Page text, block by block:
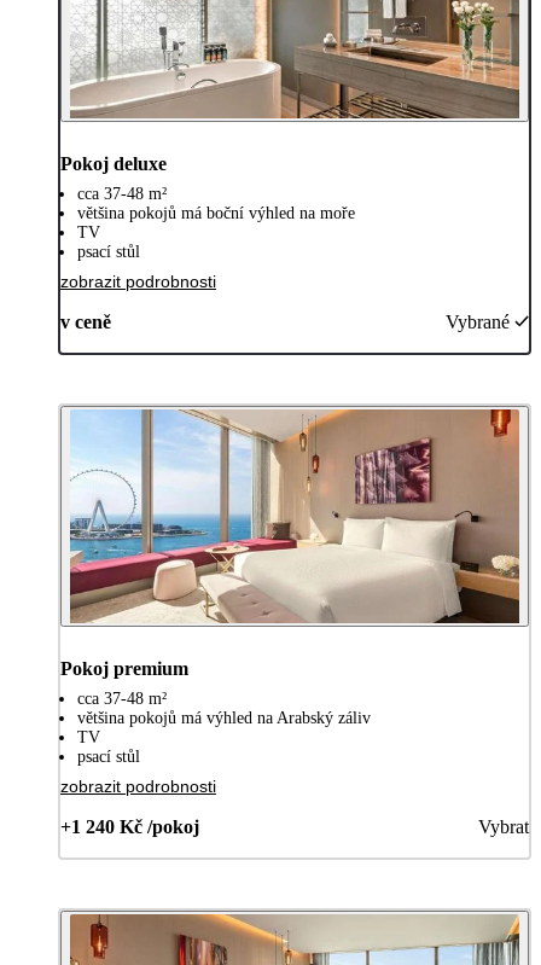
Pokoj deluxe
cca 37-48 m²
většina pokojů má boční výhled na moře
TV
psací stůl
zobrazit podrobnosti
v ceně Vybrané
Pokoj premium
cca 37-48 m²
většina pokojů má výhled na Arabský záliv
TV
psací stůl
zobrazit podrobnosti
+1 240 Kč /pokoj Vybrat